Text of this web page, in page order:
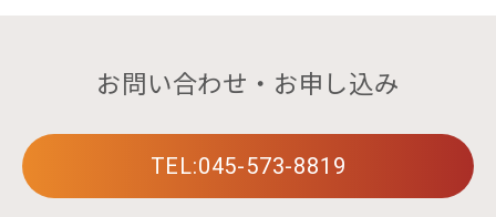
お問い合わせ・お申し込み
TEL:045-573-8819